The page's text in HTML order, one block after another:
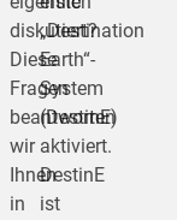
diskutiert?
Diese
Fragen
beantworten
wir
Ihnen
in
„Destination
Earth“-
System
(DestinE)
aktiviert.
DestinE
ist